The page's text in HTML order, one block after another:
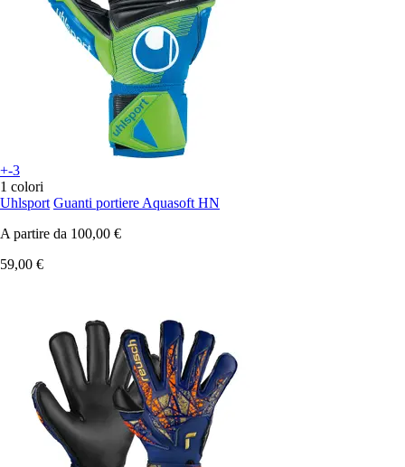
+-3
1 colori
Uhlsport Guanti portiere Aquasoft HN
A partire da 100,00 €
59,00 €